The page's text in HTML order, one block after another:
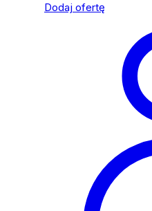
Dodaj ofertę